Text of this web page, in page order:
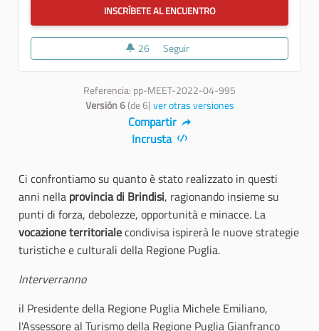
INSCRÍBETE AL ENCUENTRO
26 26 seguidoras
SeguirBrindisi, 8 luglio 2022
Referencia: pp-MEET-2022-04-995
Versión 6(de 6)ver otras versiones
Compartir
Incrusta
Ci confrontiamo su quanto è stato realizzato in questi
anni nella provincia di Brindisi, ragionando insieme su
punti di forza, debolezze, opportunità e minacce. La
vocazione territorialecondivisa ispirerà le nuove strategie
turistiche e culturali della Regione Puglia.
Interverranno
il Presidente della Regione Puglia Michele Emiliano,
l'Assessore al Turismo della Regione Puglia Gianfranco